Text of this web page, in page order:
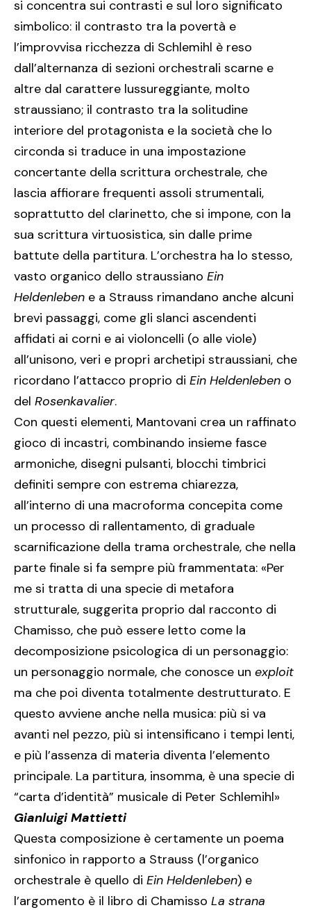
si concentra sui contrasti e sul loro significato
simbolico: il contrasto tra la povertà e
l’improvvisa ricchezza di Schlemihl è reso
dall’alternanza di sezioni orchestrali scarne e
altre dal carattere lussureggiante, molto
straussiano; il contrasto tra la solitudine
interiore del protagonista e la società che lo
circonda si traduce in una impostazione
concertante della scrittura orchestrale, che
lascia affiorare frequenti assoli strumentali,
soprattutto del clarinetto, che si impone, con la
sua scrittura virtuosistica, sin dalle prime
battute della partitura. L’orchestra ha lo stesso,
vasto organico dello straussiano Ein
Heldenleben e a Strauss rimandano anche alcuni
brevi passaggi, come gli slanci ascendenti
affidati ai corni e ai violoncelli (o alle viole)
all’unisono, veri e propri archetipi straussiani, che
ricordano l’attacco proprio di Ein Heldenleben o
del Rosenkavalier.
Con questi elementi, Mantovani crea un raffinato
gioco di incastri, combinando insieme fasce
armoniche, disegni pulsanti, blocchi timbrici
definiti sempre con estrema chiarezza,
all’interno di una macroforma concepita come
un processo di rallentamento, di graduale
scarnificazione della trama orchestrale, che nella
parte finale si fa sempre più frammentata: «Per
me si tratta di una specie di metafora
strutturale, suggerita proprio dal racconto di
Chamisso, che può essere letto come la
decomposizione psicologica di un personaggio:
un personaggio normale, che conosce un exploit
ma che poi diventa totalmente destrutturato. E
questo avviene anche nella musica: più si va
avanti nel pezzo, più si intensificano i tempi lenti,
e più l’assenza di materia diventa l’elemento
principale. La partitura, insomma, è una specie di
“carta d’identità” musicale di Peter Schlemihl»
Gianluigi Mattietti
Questa composizione è certamente un poema
sinfonico in rapporto a Strauss (l’organico
orchestrale è quello di Ein Heldenleben) e
l’argomento è il libro di Chamisso La strana